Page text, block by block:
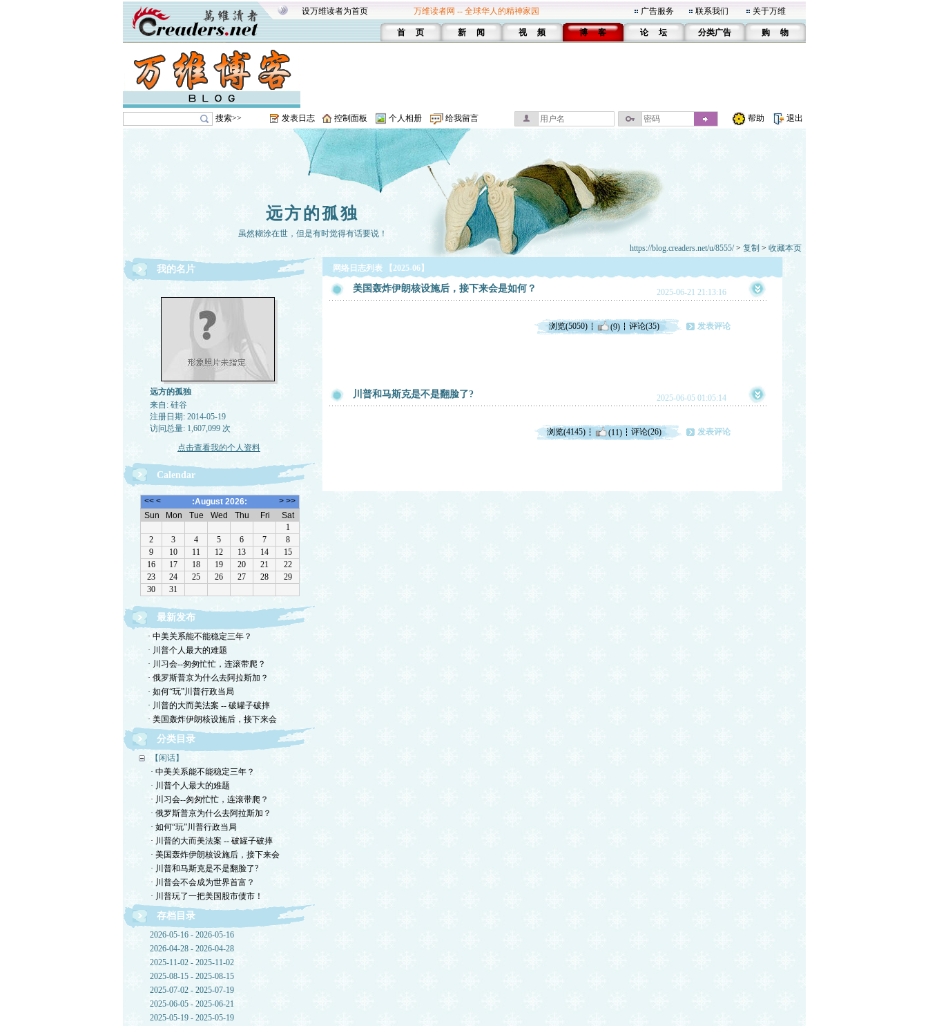
设万维读者为首页 万维读者网 -- 全球华人的精神家园 广告服务 联系我们 关于万维
首 页 新 闻 视 频 博 客 论 坛 分类广告 购 物
搜索>> 发表日志 控制面板 个人相册 给我留言 帮助 退出
远方的孤独
虽然糊涂在世，但是有时觉得有话要说！
https://blog.creaders.net/u/8555/> 复制 > 收藏本页
我的名片
远方的孤独
来自: 硅谷
注册日期: 2014-05-19
访问总量: 1,607,099 次
点击查看我的个人资料
Calendar
最新发布
· 中美关系能不能稳定三年？
· 川普个人最大的难题
· 川习会--匆匆忙忙，连滚带爬？
· 俄罗斯普京为什么去阿拉斯加？
· 如何“玩”川普行政当局
· 川普的大而美法案 -- 破罐子破摔
· 美国轰炸伊朗核设施后，接下来会
分类目录
【闲话】
· 中美关系能不能稳定三年？
· 川普个人最大的难题
· 川习会--匆匆忙忙，连滚带爬？
· 俄罗斯普京为什么去阿拉斯加？
· 如何“玩”川普行政当局
· 川普的大而美法案 -- 破罐子破摔
· 美国轰炸伊朗核设施后，接下来会
· 川普和马斯克是不是翻脸了?
· 川普会不会成为世界首富？
· 川普玩了一把美国股市债市！
存档目录
2026-05-16 - 2026-05-16
2026-04-28 - 2026-04-28
2025-11-02 - 2025-11-02
2025-08-15 - 2025-08-15
2025-07-02 - 2025-07-19
2025-06-05 - 2025-06-21
2025-05-19 - 2025-05-19
网络日志列表 【2025-06】
美国轰炸伊朗核设施后，接下来会是如何？ 2025-06-21 21:13:16
浏览(5050) (9) 评论(35) 发表评论
川普和马斯克是不是翻脸了? 2025-06-05 01:05:14
浏览(4145) (11) 评论(26) 发表评论